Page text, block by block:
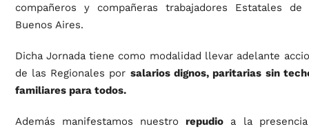
compañeros y compañeras trabajadores Estatales
Buenos Aires.
Dicha Jornada tiene como modalidad llevar adelante
de las Regionales por salarios dignos, paritarias sin
familiares para todos.
Además manifestamos nuestro repudioa la